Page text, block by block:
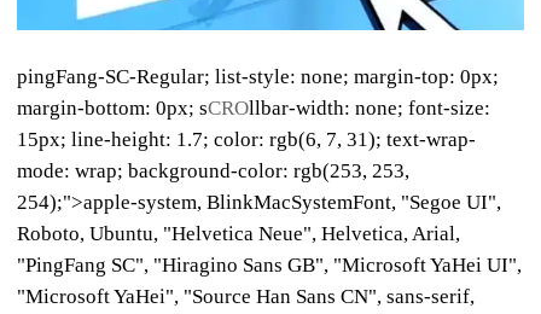
pingFang-SC-Regular; list-style: none; margin-top: 0px;
margin-bottom: 0px; sCROllbar-width: none; font-size:
15px; line-height: 1.7; color: rgb(6, 7, 31); text-wrap-
mode: wrap; background-color: rgb(253, 253,
254);">apple-system, BlinkMacSystemFont, "Segoe UI",
Roboto, Ubuntu, "Helvetica Neue", Helvetica, Arial,
"PingFang SC", "Hiragino Sans GB", "Microsoft YaHei UI",
"Microsoft YaHei", "Source Han Sans CN", sans-serif,